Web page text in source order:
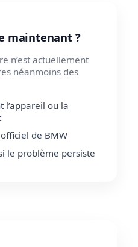
maintenant ?
n’est actuellement
néanmoins des
ou la
de BMW
le problème persiste